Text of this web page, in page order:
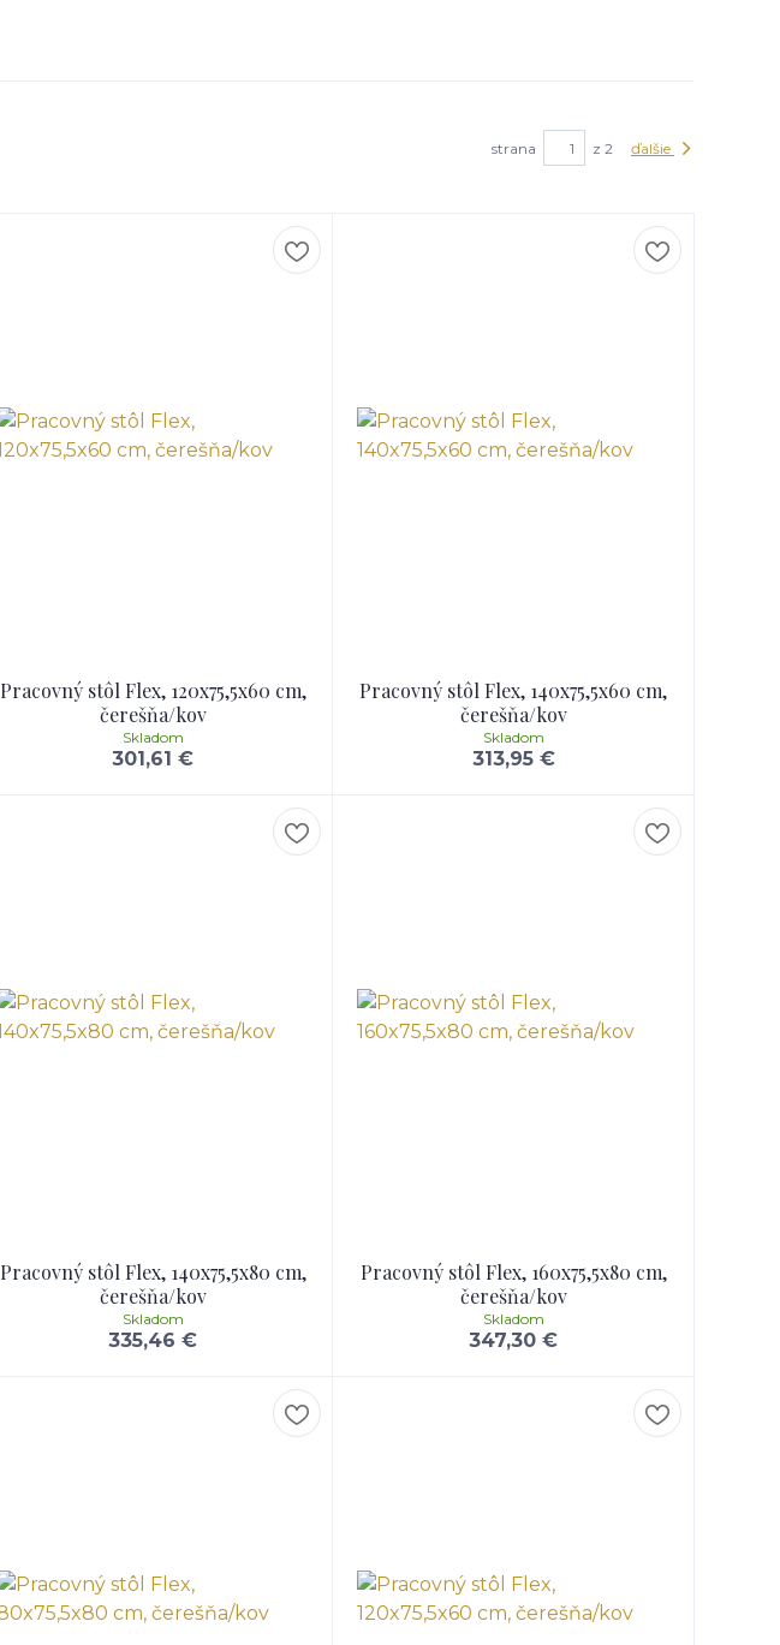
strana z 2 ďalšie
Pracovný stôl Flex, 120x75,5x60 cm,
čerešňa/kov
301,61 €
Skladom
Pracovný stôl Flex, 140x75,5x60 cm,
čerešňa/kov
313,95 €
Skladom
Pracovný stôl Flex, 140x75,5x80 cm,
čerešňa/kov
335,46 €
Skladom
Pracovný stôl Flex, 160x75,5x80 cm,
čerešňa/kov
347,30 €
Skladom